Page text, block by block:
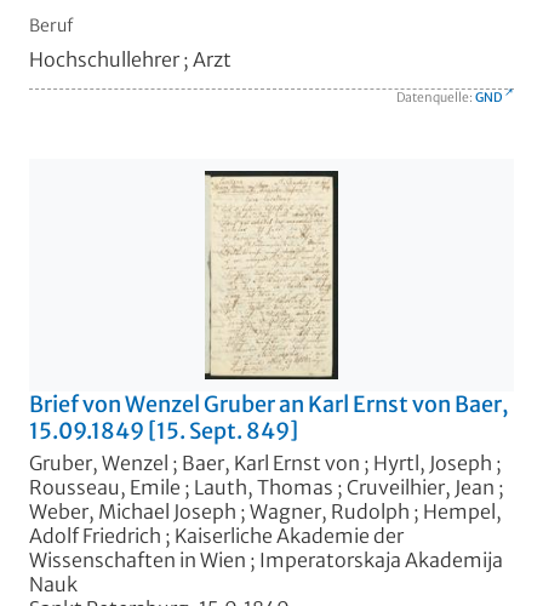
Beruf
Hochschullehrer ; Arzt
Datenquelle: GND
Brief von Wenzel Gruber an Karl Ernst von Baer,
15.09.1849 [15. Sept. 849]
Gruber, Wenzel ; Baer, Karl Ernst von ; Hyrtl, Joseph ;
Rousseau, Emile ; Lauth, Thomas ; Cruveilhier, Jean ;
Weber, Michael Joseph ; Wagner, Rudolph ; Hempel,
Adolf Friedrich ; Kaiserliche Akademie der
Wissenschaften in Wien ; Imperatorskaja Akademija
Nauk